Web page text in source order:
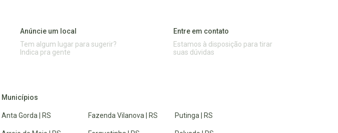
Anúncie um local
Tem algum lugar para sugerir?
Indica pra gente
Entre em contato
Estamos à disposição para tirar
suas dúvidas
Municípios
Anta Gorda | RS Fazenda Vilanova | RS Putinga | RS